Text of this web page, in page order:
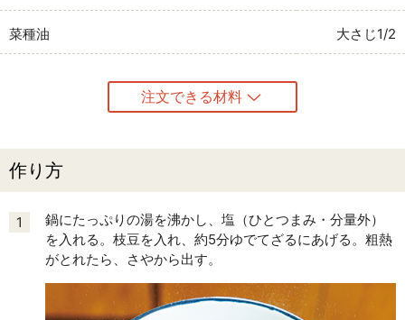
菜種油 大さじ1/2
注文できる材料
作り方
1
鍋にたっぷりの湯を沸かし、塩（ひとつまみ・分量外）
を入れる。枝豆を入れ、約5分ゆでてざるにあげる。粗熱
がとれたら、さやから出す。